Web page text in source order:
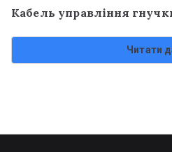
Кабель управління
Читати